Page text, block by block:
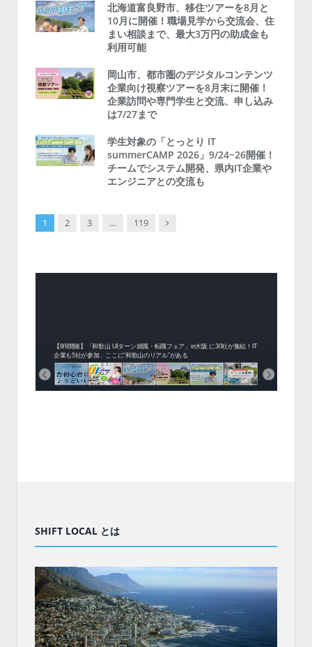
北海道富良野市、移住ツアーを8月と
10月に開催！職場見学から交流会、住
まい相談まで、最大3万円の助成金も
利用可能
岡山市、都市圏のデジタルコンテンツ
企業向け視察ツアーを8月末に開催！
企業訪問や専門学生と交流、申し込み
は7/27まで
学生対象の「とっとり IT
summerCAMP 2026」9/24~26開催！
チームでシステム開発、県内IT企業や
エンジニアとの交流も
1 2 3 … 119 Next
【8/8開催】「和歌山 UIターン就職・転職フェア」in大阪 に30社が集結！IT
企業も5社が参加、ここに“和歌山のリアル”がある
SHIFT LOCAL とは